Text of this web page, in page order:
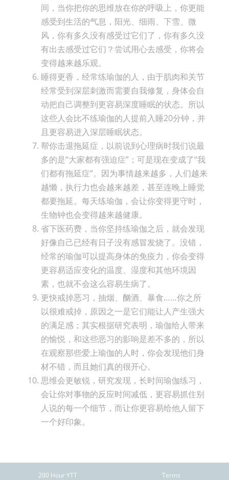
间，当你把你的思维放在你的呼吸上，你更能
感受到生活的气息，阳光、细雨、下雪、微
风，你有多久没有感受过它们了，你有多久没
有出去感受过它们？尝试用心去感受，你将会
变得越来越乐观。
睡得更香，经常练瑜伽的人，由于肌肉和关节
经常受到深层刺激而需要自我修复，身体会自
动把自己调整到更容易深度睡眠的状态。所以
这些人会比不练瑜伽的人提前入睡20分钟，并
且更容易进入深层睡眠状态。
帮你击退拖延症，以前说到心理病时我们说最
多的是“大家都有强迫症”；可是现在变成了“我
们都有拖延症”。因为事情越来越多，人们越来
越懒，执行力也会越来越差，甚至连晚上睡觉
都要拖延。每天练瑜伽，会让你变得更守时，
生物钟也会变得越来越健康。
省下医药费，当你坚持练瑜伽之后，就会发现
好像自己已经有日子没有感冒发烧了。没错，
经常的瑜伽可以提高身体的免疫力，你会变得
更容易适应变化的温度、湿度和其他环境因
素，也就不会这么容易生病了。
更快戒掉恶习，抽烟、酗酒、暴食……你之所
以很难戒掉，原因之一是它们能让人产生强大
的满足感；其实根据研究表明，瑜伽给人带来
的愉悦，和这些恶习的影响是差不多的，所以
在观察那些爱上瑜伽的人时，你会发现他们身
材不错，而且她们真的很开心。
思维会更敏锐，研究发现，长时间瑜伽练习，
会让你对事物的反应时间减低，更容易抓住别
人说的每一个细节，而让你更容易给他人留下
一个好印象。
200 Hour YTT Terms